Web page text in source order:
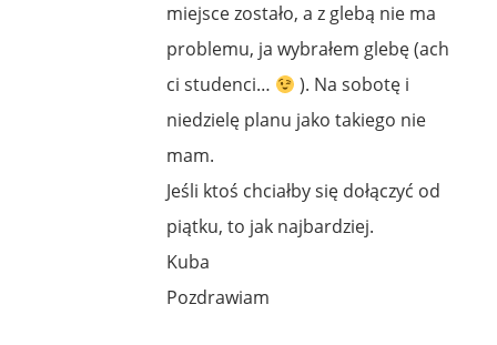
miejsce zostało, a z glebą nie ma
problemu, ja wybrałem glebę (ach
ci studenci…
). Na sobotę i
niedzielę planu jako takiego nie
mam.
Jeśli ktoś chciałby się dołączyć od
piątku, to jak najbardziej.
Kuba
Pozdrawiam